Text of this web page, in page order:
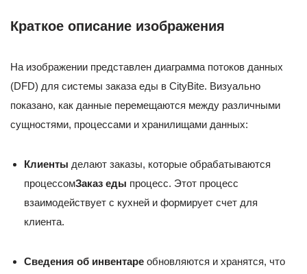
Краткое описание изображения
На изображении представлен диаграмма потоков данных
(DFD) для системы заказа еды в CityBite. Визуально
показано, как данные перемещаются между различными
сущностями, процессами и хранилищами данных:
Клиенты делают заказы, которые обрабатываются
процессомЗаказ еды процесс. Этот процесс
взаимодействует с кухней и формирует счет для
клиента.
Сведения об инвентаре обновляются и хранятся, что